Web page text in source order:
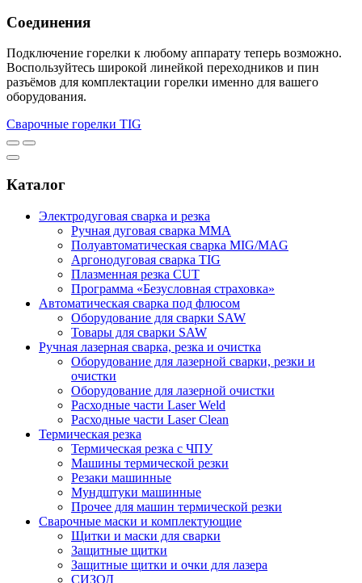
Соединения
Подключение горелки к любому аппарату теперь возможно.
Воспользуйтесь широкой линейкой переходников и пин
разъёмов для комплектации горелки именно для вашего
оборудования.
Сварочные горелки TIG
Каталог
Электродуговая сварка и резка
Ручная дуговая сварка MMA
Полуавтоматическая сварка MIG/MAG
Аргонодуговая сварка TIG
Плазменная резка CUT
Программа «Безусловная страховка»
Автоматическая сварка под флюсом
Оборудование для сварки SAW
Товары для сварки SAW
Ручная лазерная сварка, резка и очистка
Оборудование для лазерной сварки, резки и
очистки
Оборудование для лазерной очистки
Расходные части Laser Weld
Расходные части Laser Clean
Термическая резка
Термическая резка с ЧПУ
Машины термической резки
Резаки машинные
Мундштуки машинные
Прочее для машин термической резки
Сварочные маски и комплектующие
Щитки и маски для сварки
Защитные щитки
Защитные щитки и очки для лазера
СИЗОД